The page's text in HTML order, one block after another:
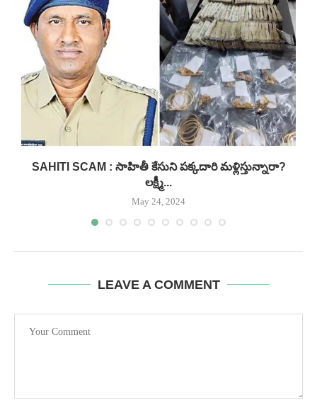
SAHITI SCAM : సాహితీ కేసుని పక్కదారి మళ్లిస్తున్నారా?
లక్ష్మీ...
May 24, 2024
LEAVE A COMMENT